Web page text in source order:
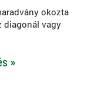
okozta
diagonál vagy
»